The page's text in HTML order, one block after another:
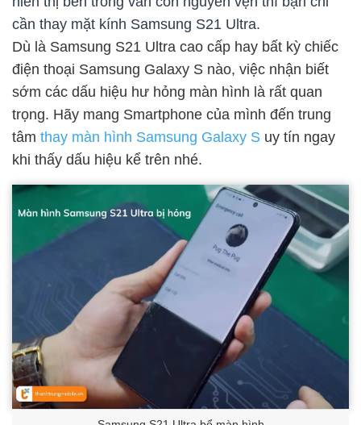
cần thay mặt kính Samsung S21 Ultra.
Dù là Samsung S21 Ultra cao cấp hay bất kỳ chiếc
điện thoại Samsung Galaxy S nào, việc nhận biết
sớm các dấu hiệu hư hỏng màn hình là rất quan
trọng. Hãy mang Smartphone của mình đến trung
tâm thay màn hình Samsung Galaxy S uy tín ngay
khi thấy dấu hiệu kể trên nhé.